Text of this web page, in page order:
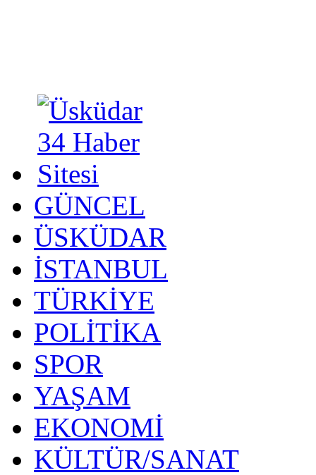
GÜNCEL
ÜSKÜDAR
İSTANBUL
TÜRKİYE
POLİTİKA
SPOR
YAŞAM
EKONOMİ
KÜLTÜR/SANAT